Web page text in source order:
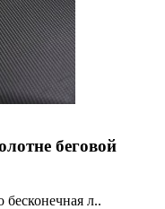
беговой
л..